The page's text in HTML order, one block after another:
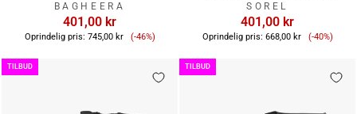
BAGHEERA
401,00 kr
Oprindelig pris: 745,00 kr Tilbudspris
(-46%)
SOREL
401,00 kr
Oprindelig pris: 668,00 kr (-40%)
TILBUD TILBUD